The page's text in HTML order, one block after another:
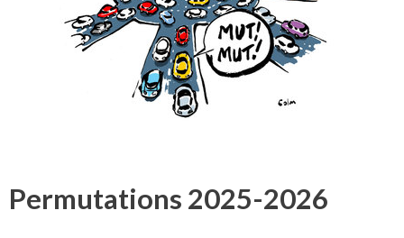
Permutations 2025-2026